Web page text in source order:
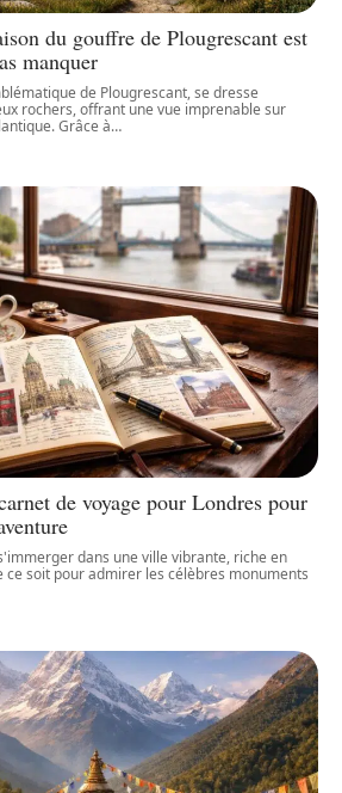
du gouffre de Plougrescant est
manquer
de Plougrescant, se dresse
rochers, offrant une vue imprenable sur
Grâce à…
de voyage pour Londres pour
dans une ville vibrante, riche en
ce soit pour admirer les célèbres monuments